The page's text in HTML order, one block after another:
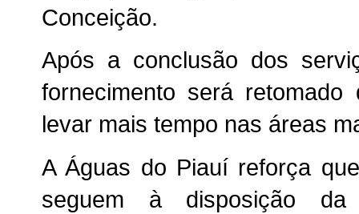
Conceição.
Após a conclusão dos
fornecimento será
levar mais tempo nas áreas
A Águas do Piauí reforça
seguem à disposição da